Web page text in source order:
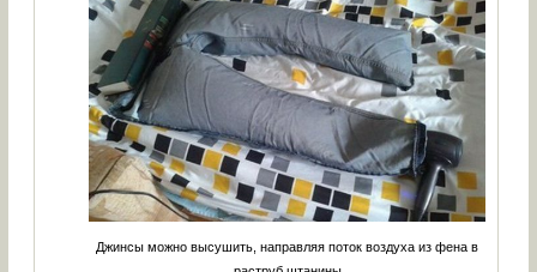
Джинсы можно высушить, направляя поток воздуха из фена в